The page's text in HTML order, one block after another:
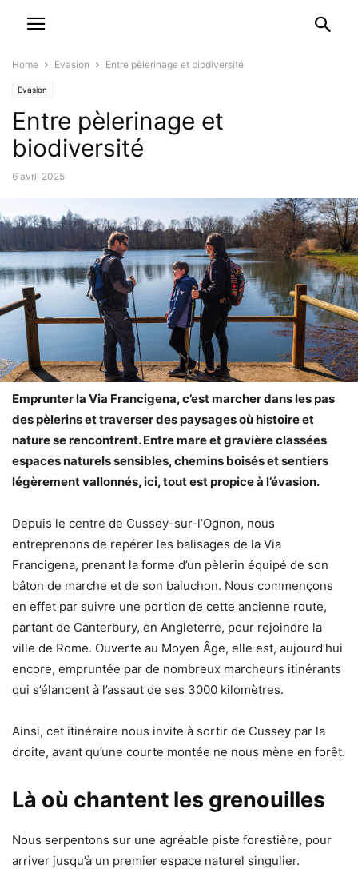
Home Evasion Entre pèlerinage et biodiversité
Evasion
Entre pèlerinage et
biodiversité
6 avril 2025
Emprunter la Via Francigena, c’est marcher dans les pas
des pèlerins et traverser des paysages où histoire et
nature se rencontrent. Entre mare et gravière classées
espaces naturels sensibles, chemins boisés et sentiers
légèrement vallonnés, ici, tout est propice à l’évasion.
Depuis le centre de Cussey-sur-l’Ognon, nous
entreprenons de repérer les balisages de la Via
Francigena, prenant la forme d’un pèlerin équipé de son
bâton de marche et de son baluchon. Nous commençons
en effet par suivre une portion de cette ancienne route,
partant de Canterbury, en Angleterre, pour rejoindre la
ville de Rome. Ouverte au Moyen Âge, elle est, aujourd’hui
encore, empruntée par de nombreux marcheurs itinérants
qui s’élancent à l’assaut de ses 3000 kilomètres.
Ainsi, cet itinéraire nous invite à sortir de Cussey par la
droite, avant qu’une courte montée ne nous mène en forêt.
Là où chantent les grenouilles
Nous serpentons sur une agréable piste forestière, pour
arriver jusqu’à un premier espace naturel singulier.